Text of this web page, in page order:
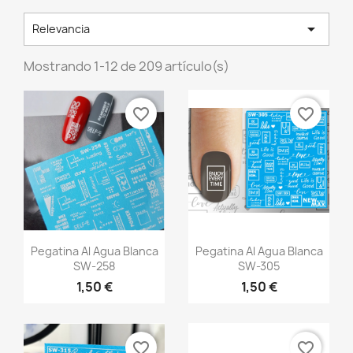
Relevancia 
Mostrando 1-12 de 209 artículo(s)
Vista rápida
Pegatina Al Agua Blanca
SW-258
1,50 €
favorite_border
Vista rápida
Pegatina Al Agua Blanca
SW-305
1,50 €
favorite_border
favorite_border favorite_border